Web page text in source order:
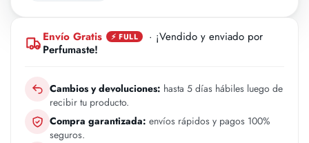
Envío Gratis ⚡ FULL
· ¡Vendido y enviado por
Perfumaste!
Cambios y devoluciones: hasta 5 días hábiles luego de
recibir tu producto.
Compra garantizada: envíos rápidos y pagos 100%
seguros.